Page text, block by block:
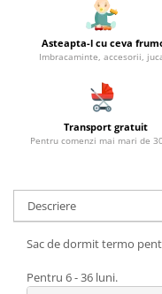
Asteapta-l cu ceva
Imbracaminte, accesorii,
Transport gratuit
Pentru comenzi mai mari de
Descriere
Sac de dormit termo
Pentru 6 - 36 luni.